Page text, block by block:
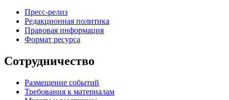
Пресс-релиз
Редакционная политика
Правовая информация
Формат ресурса
Сотрудничество
Размещение событий
Требования к материалам